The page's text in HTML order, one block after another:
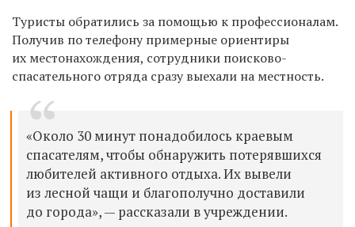
Туристы обратились за помощью к профессионалам.
Получив по телефону примерные ориентиры
их местонахождения, сотрудники поисково-
спасательного отряда сразу выехали на местность.
«Около 30 минут понадобилось краевым
спасателям, чтобы обнаружить потерявшихся
любителей активного отдыха. Их вывели
из лесной чащи и благополучно доставили
до города», — рассказали в учреждении.